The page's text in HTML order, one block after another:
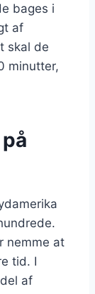
bages i
af
skal de
minutter,
nemme at
tid. I
af